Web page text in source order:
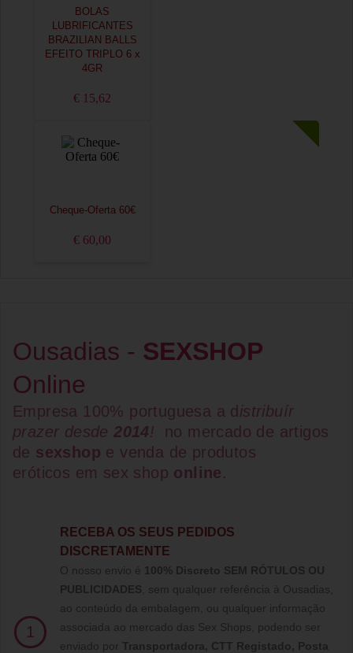
BOLAS
LUBRIFICANTES
BRAZILIAN BALLS
EFEITO TRIPLO 6 x
4GR
€ 15,62
Cheque-Oferta 60€
€ 60,00
Ousadias - SEXSHOP
Online
Empresa 100% portuguesa a d istribuír
prazer desde2014!
no mercado de artigos
de sexshop e venda de produtos
eróticos em sex shop online.
1
RECEBA OS SEUS PEDIDOS
DISCRETAMENTE
O nosso envio é 100% Discreto SEM RÓTULOS OU
PUBLICIDADES , sem qualquer referência à Ousadias,
ao conteúdo da embalagem, ou qualquer informação
associada ao mercado das Sex Shops, podendo ser
enviado por Transportadora, CTT Registado, Posta